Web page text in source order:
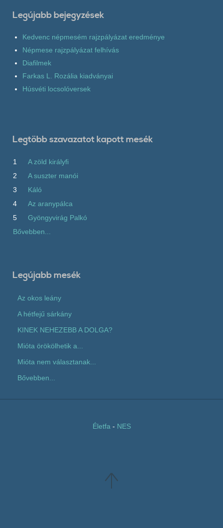
Legújabb bejegyzések
Kedvenc népmesém rajzpályázat eredménye
Népmese rajzpályázat felhívás
Diafilmek
Farkas L. Rozália kiadványai
Húsvéti locsolóversek
Legtöbb szavazatot kapott mesék
1
A zöld királyfi
2
A suszter manói
3
Káló
4
Az aranypálca
5
Gyöngyvirág Palkó
Bővebben...
Legújabb mesék
Az okos leány
A hétfejű sárkány
KINEK NEHEZEBB A DOLGA?
Mióta örökölhetik a...
Mióta nem választanak...
Bővebben...
Életfa - NES